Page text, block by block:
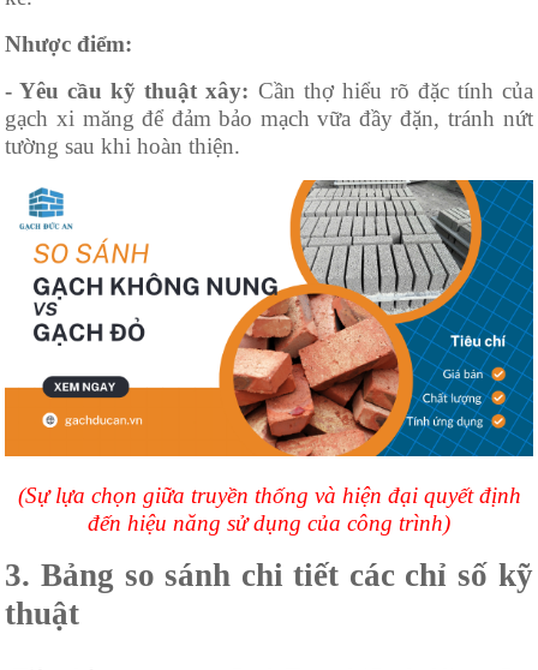
Nhược điểm:
- Yêu cầu kỹ thuật xây: Cần thợ hiểu rõ đặc tính của
gạch xi măng để đảm bảo mạch vữa đầy đặn, tránh nứt
tường sau khi hoàn thiện.
(Sự lựa chọn giữa truyền thống và hiện đại quyết định
đến hiệu năng sử dụng của công trình)
3. Bảng so sánh chi tiết các chỉ số kỹ
thuật